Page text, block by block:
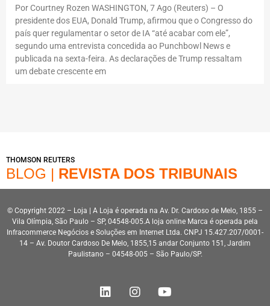
Por Courtney Rozen WASHINGTON, 7 Ago (Reuters) – O
presidente dos EUA, Donald Trump, afirmou que o Congresso do
país quer regulamentar o setor de IA “até acabar com ele”,
segundo uma entrevista concedida ao Punchbowl News e
publicada na sexta-feira. As declarações de Trump ressaltam
um debate crescente em
THOMSON REUTERS
BLOG | REVISTA DOS TRIBUNAIS
© Copyright 2022 – Loja | A Loja é operada na Av. Dr. Cardoso de Melo, 1855 –
Vila Olímpia, São Paulo – SP, 04548-005.A loja online Marca é operada pela
Infracommerce Negócios e Soluções em Internet Ltda. CNPJ 15.427.207/0001-
14 – Av. Doutor Cardoso De Melo, 1855,15 andar Conjunto 151, Jardim
Paulistano – 04548-005 – São Paulo/SP.